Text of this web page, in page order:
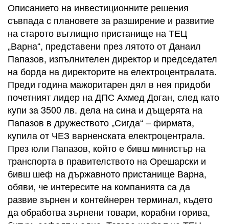
Описанието на инвестиционните решения
съвпада с плановете за разширение и развитие
на старото въглищно пристанище на ТЕЦ
„Варна“, представени през лятото от Данаил
Папазов, изпълнителен директор и председател
на борда на директорите на електроцентралата.
Преди година мажоритарен дял в нея придоби
почетният лидер на ДПС Ахмед Доган, след като
купи за 3500 лв. дела на сина и дъщерята на
Папазов в дружеството „Сигда“ – фирмата,
купила от ЧЕЗ варненската електроцентрала.
През юли Папазов, който е бивш министър на
транспорта в правителството на Орешарски и
бивш шеф на държавното пристанище Варна,
обяви, че интересите на компанията са да
развие зърнен и контейнерен терминал, където
да обработва зърнени товари, корабни горива,